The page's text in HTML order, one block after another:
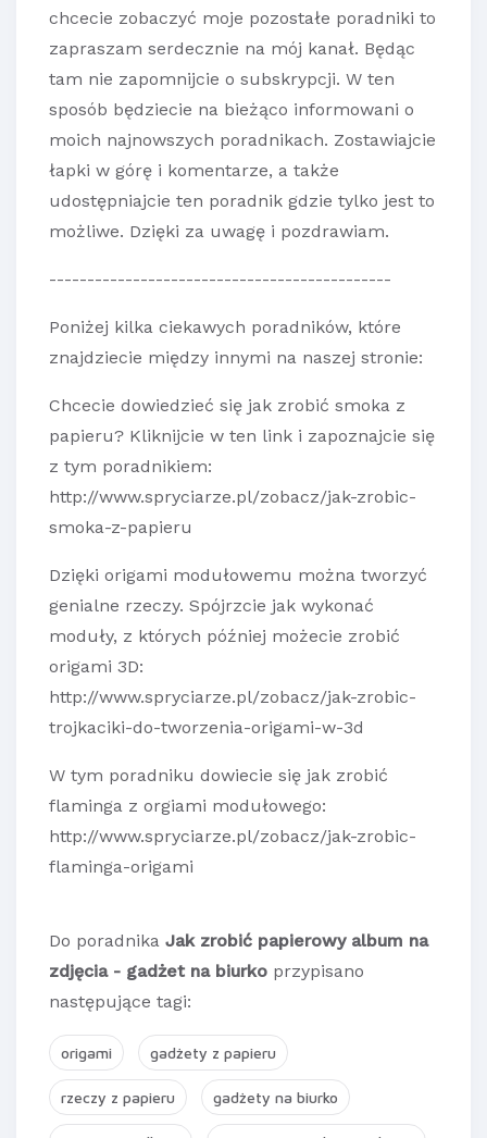
chcecie zobaczyć moje pozostałe poradniki to
zapraszam serdecznie na mój kanał. Będąc
tam nie zapomnijcie o subskrypcji. W ten
sposób będziecie na bieżąco informowani o
moich najnowszych poradnikach. Zostawiajcie
łapki w górę i komentarze, a także
udostępniajcie ten poradnik gdzie tylko jest to
możliwe. Dzięki za uwagę i pozdrawiam.
---------------------------------------------
Poniżej kilka ciekawych poradników, które
znajdziecie między innymi na naszej stronie:
Chcecie dowiedzieć się jak zrobić smoka z
papieru? Kliknijcie w ten link i zapoznajcie się
z tym poradnikiem:
http://www.spryciarze.pl/zobacz/jak-zrobic-
smoka-z-papieru
Dzięki origami modułowemu można tworzyć
genialne rzeczy. Spójrzcie jak wykonać
moduły, z których później możecie zrobić
origami 3D:
http://www.spryciarze.pl/zobacz/jak-zrobic-
trojkaciki-do-tworzenia-origami-w-3d
W tym poradniku dowiecie się jak zrobić
flaminga z orgiami modułowego:
http://www.spryciarze.pl/zobacz/jak-zrobic-
flaminga-origami
Do poradnika Jak zrobić papierowy album na
zdjęcia - gadżet na biurko przypisano
następujące tagi:
origami gadżety z papieru
rzeczy z papieru gadżety na biurko